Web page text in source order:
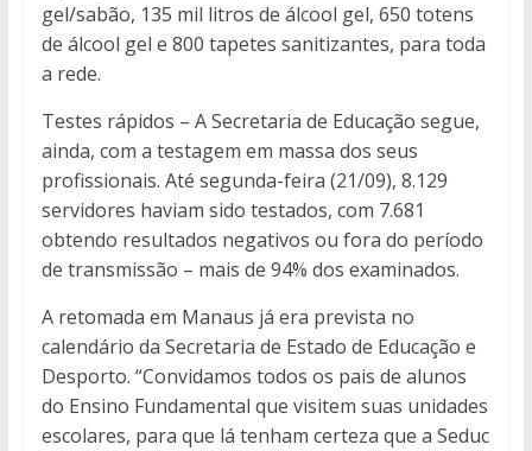
gel/sabão, 135 mil litros de álcool gel, 650 totens
de álcool gel e 800 tapetes sanitizantes, para toda
a rede.
Testes rápidos – A Secretaria de Educação segue,
ainda, com a testagem em massa dos seus
profissionais. Até segunda-feira (21/09), 8.129
servidores haviam sido testados, com 7.681
obtendo resultados negativos ou fora do período
de transmissão – mais de 94% dos examinados.
A retomada em Manaus já era prevista no
calendário da Secretaria de Estado de Educação e
Desporto. “Convidamos todos os pais de alunos
do Ensino Fundamental que visitem suas unidades
escolares, para que lá tenham certeza que a Seduc